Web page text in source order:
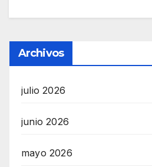
Archivos
julio 2026
junio 2026
mayo 2026